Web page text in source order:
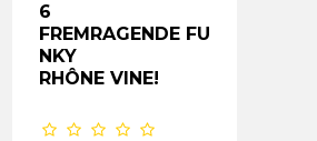
6
FREMRAGENDE FU
NKY
RHÔNE VINE!